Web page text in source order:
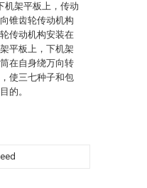
机架平板上，传动
锥齿轮传动机构
传动机构安装在
平板上，下机架
在自身绕万向转
使三七种子和包
的。